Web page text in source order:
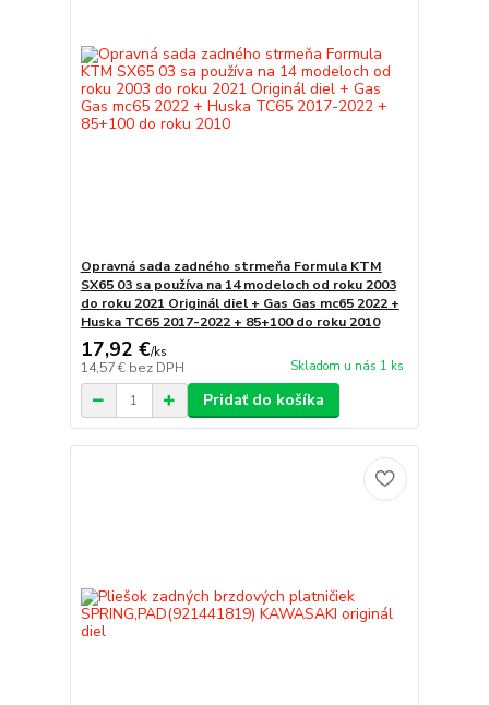
Opravná sada zadného strmeňa Formula KTM
SX65 03 sa používa na 14 modeloch od roku 2003
do roku 2021 Originál diel + Gas Gas mc65 2022 +
Huska TC65 2017-2022 + 85+100 do roku 2010
17,92 €/ks
14,57 € bez DPH Skladom u nás 1 ks
Pridať do košíka